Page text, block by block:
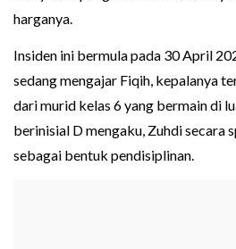
harganya.
Insiden ini bermula pada 30 April
sedang mengajar Fiqih, kepalanya
dari murid kelas 6 yang bermain di
berinisial D mengaku, Zuhdi secara
sebagai bentuk pendisiplinan.